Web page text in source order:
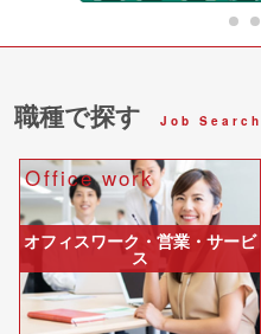
1 2
職種で探す Job Search
Office work
オフィスワーク・営業・サービ
ス